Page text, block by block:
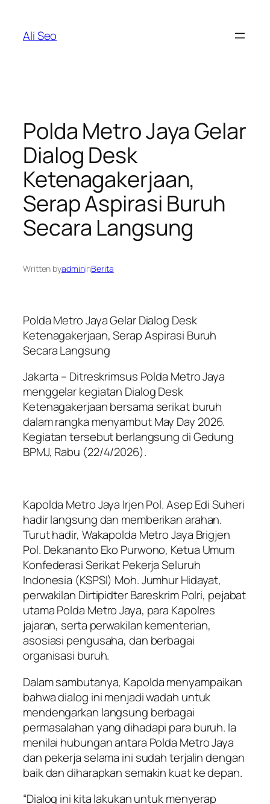
content
Ali Seo
Polda Metro Jaya Gelar
Dialog Desk
Ketenagakerjaan,
Serap Aspirasi Buruh
Secara Langsung
Written byadmininBerita
Polda Metro Jaya Gelar Dialog Desk
Ketenagakerjaan, Serap Aspirasi Buruh
Secara Langsung
Jakarta – Ditreskrimsus Polda Metro Jaya
menggelar kegiatan Dialog Desk
Ketenagakerjaan bersama serikat buruh
dalam rangka menyambut May Day 2026.
Kegiatan tersebut berlangsung di Gedung
BPMJ, Rabu (22/4/2026).
Kapolda Metro Jaya Irjen Pol. Asep Edi Suheri
hadir langsung dan memberikan arahan.
Turut hadir, Wakapolda Metro Jaya Brigjen
Pol. Dekananto Eko Purwono, Ketua Umum
Konfederasi Serikat Pekerja Seluruh
Indonesia (KSPSI) Moh. Jumhur Hidayat,
perwakilan Dirtipidter Bareskrim Polri, pejabat
utama Polda Metro Jaya, para Kapolres
jajaran, serta perwakilan kementerian,
asosiasi pengusaha, dan berbagai
organisasi buruh.
Dalam sambutanya, Kapolda menyampaikan
bahwa dialog ini menjadi wadah untuk
mendengarkan langsung berbagai
permasalahan yang dihadapi para buruh. Ia
menilai hubungan antara Polda Metro Jaya
dan pekerja selama ini sudah terjalin dengan
baik dan diharapkan semakin kuat ke depan.
“Dialog ini kita lakukan untuk menyerap